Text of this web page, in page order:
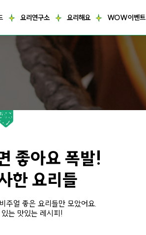
요리연구소 요리해요 WOW이벤트
좋아요 폭발!
한 요리들
주얼 좋은 요리들만 모았어요.
는 맛있는 레시피!